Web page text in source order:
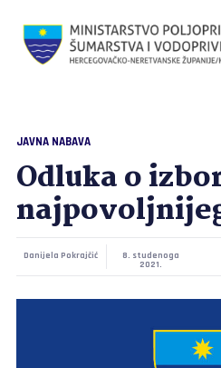
JAVNA NABAVA
Odluka o
Danijela Pokrajčić
8. studenoga
2021.